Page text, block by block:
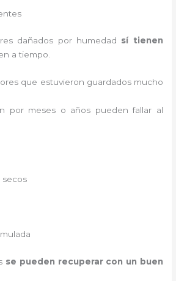
dañados por humedad sí tienen
a tiempo.
que estuvieron guardados mucho
por meses o años pueden fallar al
secos
se pueden recuperar con un buen